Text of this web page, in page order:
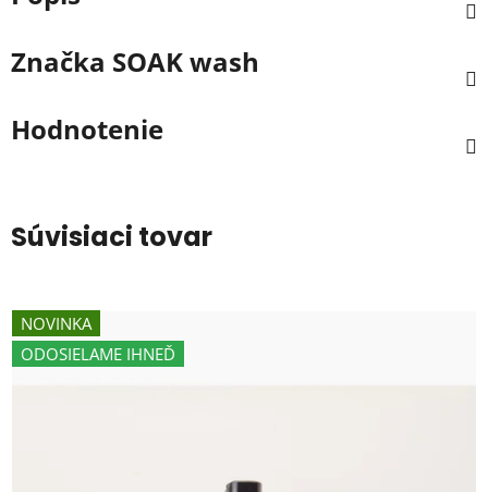
Značka SOAK wash
Hodnotenie
Súvisiaci tovar
NOVINKA
ODOSIELAME IHNEĎ